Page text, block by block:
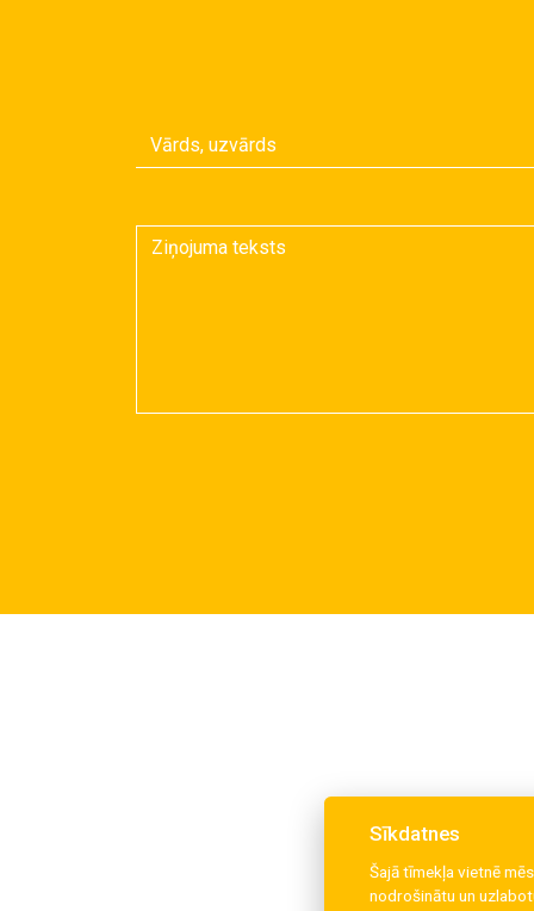
Sīkdatnes
Šajā tīmekļa vietnē
nodrošinātu un